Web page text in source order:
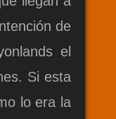
de
el
Si esta
lo era la